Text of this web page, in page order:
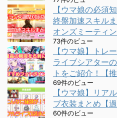
【ウマ娘の必須
終盤加速スキル
オンズミーティン
73件のビュー
【ウマ娘】トレ
ライブシアター
トをご紹介！【
69件のビュー
【ウマ娘】リア
ブ衣装まとめ【
60件のビュー